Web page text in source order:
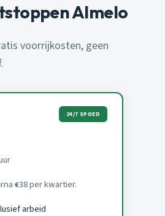
Almelo
voorrijkosten, geen
24/7 SPOED
€38 per kwartier.
arbeid